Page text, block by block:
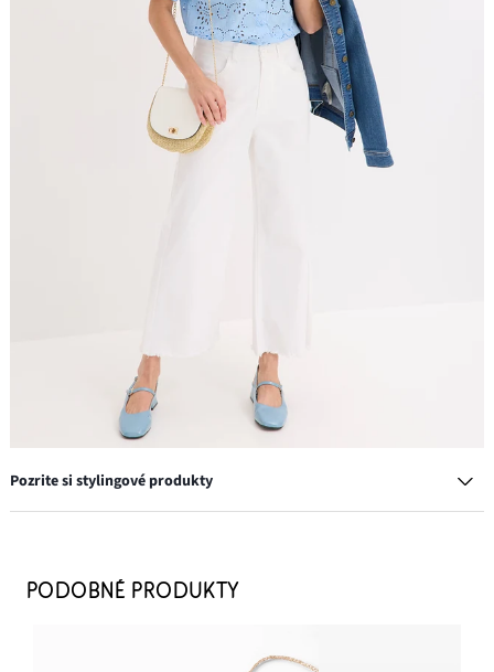
Pozrite si stylingové produkty
22,99 €
PODOBNÉ PRODUKTY